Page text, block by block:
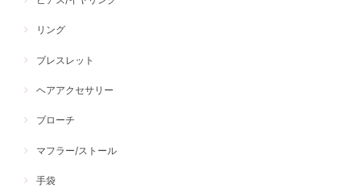
リング
ブレスレット
ヘアアクセサリー
ブローチ
マフラー/ストール
手袋